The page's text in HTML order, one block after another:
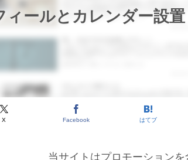
ィールとカレンダー設置
X Facebook はてブ
当サイトはプロモーション